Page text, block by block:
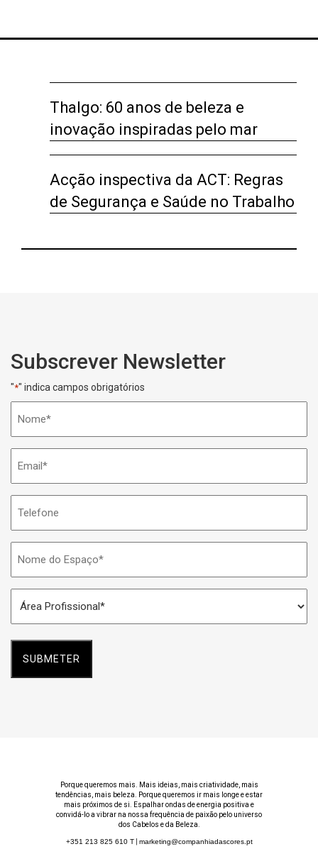
Thalgo: 60 anos de beleza e
inovação inspiradas pelo mar
Acção inspectiva da ACT: Regras
de Segurança e Saúde no Trabalho
Subscrever Newsletter
"*" indica campos obrigatórios
do
Espaço
Profissional
*
Porque queremos mais. Mais ideias, mais criatividade, mais
tendências, mais beleza. Porque queremos ir mais longe e estar
mais próximos de si. Espalhar ondas de energia positiva e
convidá-lo a vibrar na nossa frequência de paixão pelo universo
dos Cabelos e da Beleza.
+351 213 825 610 T| marketing@companhiadascores.pt